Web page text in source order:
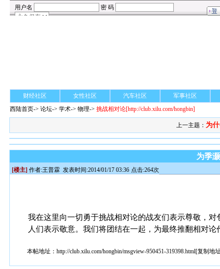
财经社区 女性社区 汽车社区
军事社区
西陆首页->论坛->学术-> 物理->挑战相对论[http://club.xilu.com/hongbin]
上一主题： 为
为季
[楼主] 作者:王普霖 发表时间:2014/01/17 03:36 点击:264次
我在这里向一切勇于挑战相对论的战友们表示尊敬，
人们表示敬意。我们将团结在一起，为最终推翻相对
本帖地址：http://club.xilu.com/hongbin/msgview-950451-319398.html[复制地